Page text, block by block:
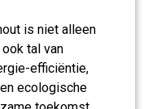
is niet alleen
tal van
efficiëntie,
ecologische